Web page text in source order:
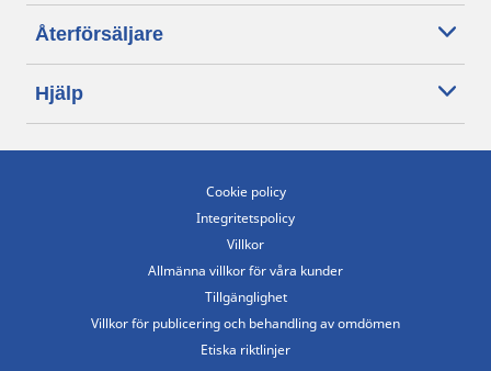
Återförsäljare
Hjälp
Cookie policy
Integritetspolicy
Villkor
Allmänna villkor för våra kunder
Tillgänglighet
Villkor för publicering och behandling av omdömen
Etiska riktlinjer